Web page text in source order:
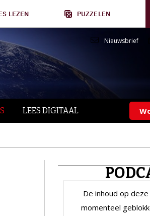
LEZEN PUZZELEN
Nieuwsbrief
LEES DIGITAAL
De inhoud op
momenteel